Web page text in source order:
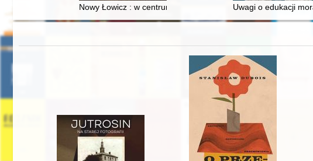
Nowy Łowicz : w centrum poligonu drawskiego odUwagi o edukacji